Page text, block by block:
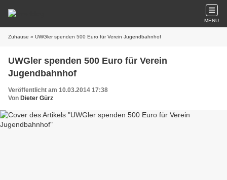
MENU
Zuhause » UWGler spenden 500 Euro für Verein Jugendbahnhof
UWGler spenden 500 Euro für Verein
Jugendbahnhof
Veröffentlicht am 10.03.2014 17:38
Von Dieter Gürz